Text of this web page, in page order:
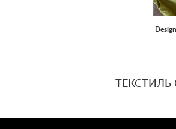
ТЕКСТИЛЬ